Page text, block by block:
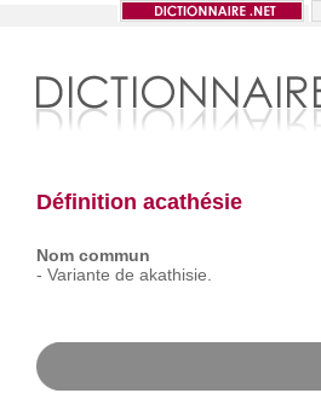
Définition acathésie
Nom commun
- Variante de akathisie.